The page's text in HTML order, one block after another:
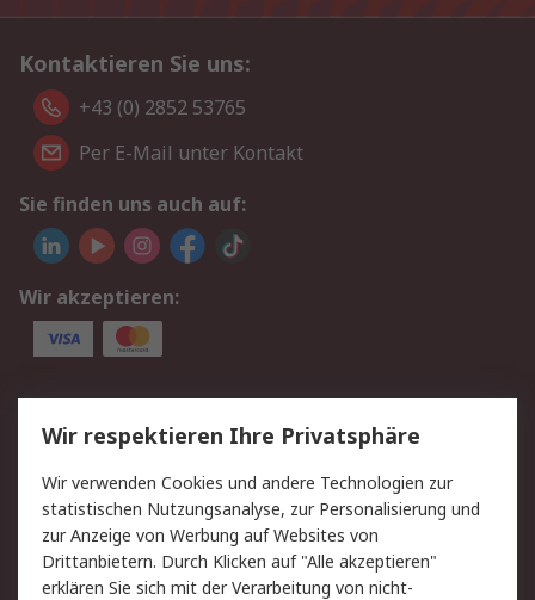
Kontaktieren Sie uns:
+43 (0) 2852 53765
Per E-Mail unter Kontakt
Sie finden uns auch auf:
Wir akzeptieren:
Service
Value Added Services
Lieferlösungen
Rücksendung/Entsorgung Kontakt
Hilfe
Rechtliches
Wir respektieren Ihre Privatsphäre
Wir verwenden Cookies und andere Technologien zur
statistischen Nutzungsanalyse, zur Personalisierung und
zur Anzeige von Werbung auf Websites von
Drittanbietern. Durch Klicken auf "Alle akzeptieren"
erklären Sie sich mit der Verarbeitung von nicht-